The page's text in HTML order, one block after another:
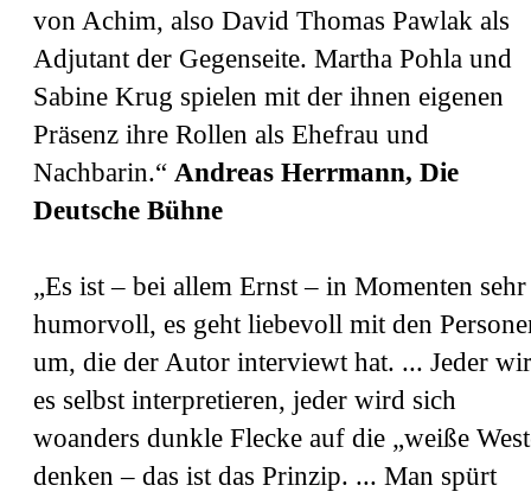
von Achim, also David Thomas Pawlak als
Adjutant der Gegenseite. Martha Pohla und
Sabine Krug spielen mit der ihnen eigenen
Präsenz ihre Rollen als Ehefrau und
Nachbarin.“ Andreas Herrmann, Die
Deutsche Bühne
„Es ist – bei allem Ernst – in Momenten sehr
humorvoll, es geht liebevoll mit den
um, die der Autor interviewt hat. ... Jeder
es selbst interpretieren, jeder wird sich
woanders dunkle Flecke auf die „weiße
denken – das ist das Prinzip. ... Man spürt